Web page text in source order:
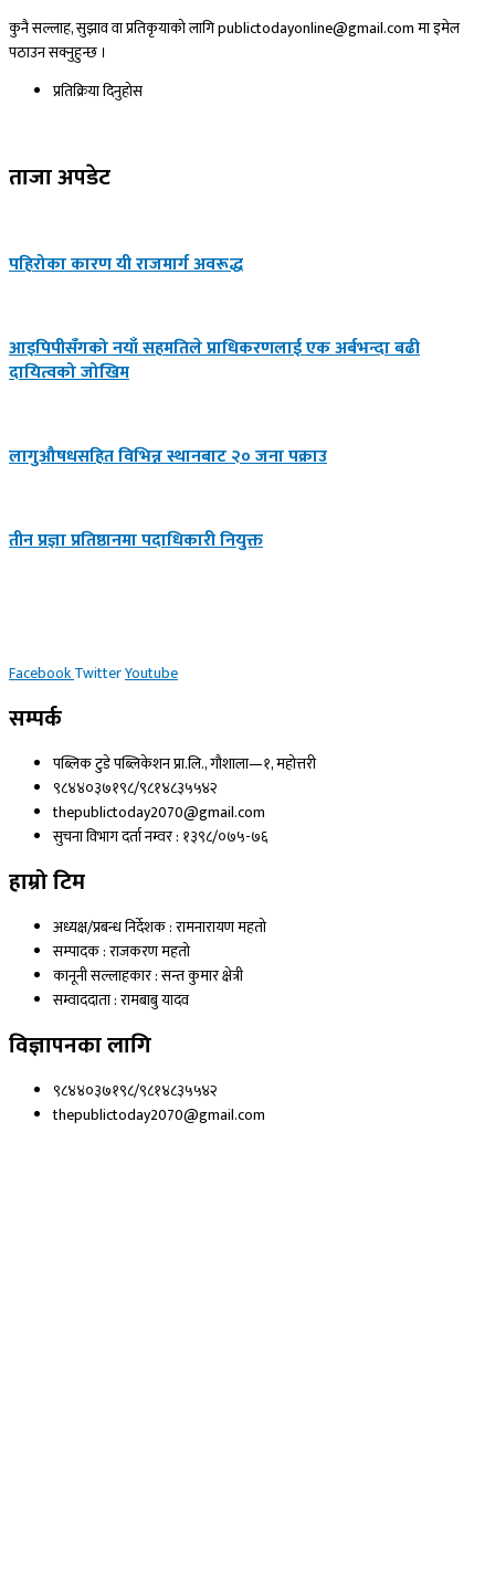
कुनै सल्लाह, सुझाव वा प्रतिकृयाको लागि publictodayonline@gmail.com मा इमेल
पठाउन सक्नुहुन्छ ।
प्रतिक्रिया दिनुहोस​
ताजा अपडेट
पहिरोका कारण यी राजमार्ग अवरूद्ध
आइपिपीसँगको नयाँ सहमतिले प्राधिकरणलाई एक अर्बभन्दा बढी
दायित्वको जोखिम
लागुऔषधसहित विभिन्न स्थानबाट २० जना पक्राउ
तीन प्रज्ञा प्रतिष्ठानमा पदाधिकारी नियुक्त
FacebookTwitterYoutube
सम्पर्क
पब्लिक टुडे पब्लिकेशन प्रा.लि., गौशाला—१, महोत्तरी
९८४४०३७१९८/९८१४८३५५४२
thepublictoday2070@gmail.com
सुचना विभाग दर्ता नम्वर : १३९८/०७५-७६
हाम्रो टिम
अध्यक्ष/प्रबन्ध निर्देशक : रामनारायण महतो
सम्पादक : राजकरण महतो
कानूनी सल्लाहकार : सन्त कुमार क्षेत्री
सम्वाददाता : रामबाबु यादव
विज्ञापनका लागि
९८४४०३७१९८/९८१४८३५५४२
thepublictoday2070@gmail.com